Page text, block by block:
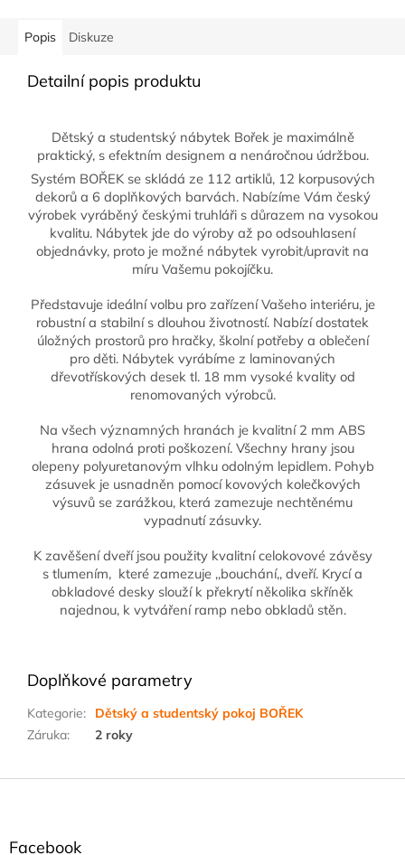
Popis Diskuze
Detailní popis produktu
Dětský a studentský nábytek Bořek je maximálně
praktický, s efektním designem a nenáročnou údržbou.
Systém BOŘEK se skládá ze 112 artiklů, 12 korpusových
dekorů a 6 doplňkových barvách. Nabízíme Vám český
výrobek vyráběný českými truhláři s důrazem na vysokou
kvalitu. Nábytek jde do výroby až po odsouhlasení
objednávky, proto je možné nábytek vyrobit/upravit na
míru Vašemu pokojíčku.
Představuje ideální volbu pro zařízení Vašeho interiéru, je
robustní a stabilní s dlouhou životností. Nabízí dostatek
úložných prostorů pro hračky, školní potřeby a oblečení
pro děti. Nábytek vyrábíme z laminovaných
dřevotřískových desek tl. 18 mm vysoké kvality od
renomovaných výrobců.
Na všech významných hranách je kvalitní 2 mm ABS
hrana odolná proti poškození. Všechny hrany jsou
olepeny polyuretanovým vlhku odolným lepidlem. Pohyb
zásuvek je usnadněn pomocí kovových kolečkových
výsuvů se zarážkou, která zamezuje nechtěnému
vypadnutí zásuvky.
K zavěšení dveří jsou použity kvalitní celokovové závěsy
s tlumením, které zamezuje ,,bouchání,, dveří. Krycí a
obkladové desky slouží k překrytí několika skříněk
najednou, k vytváření ramp nebo obkladů stěn.
Doplňkové parametry
Kategorie:
Dětský a studentský pokoj BOŘEK
Záruka: 2 roky
Z
Facebook